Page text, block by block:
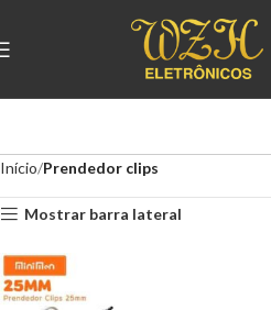
Início Prendedor clips
Mostrar barra lateral